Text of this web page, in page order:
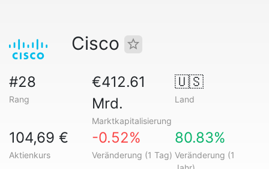
Cisco
#28
Rang
€412.61
Mrd.
Marktkapitalisierung
🇺🇸
Land
104,69 €
Aktienkurs
-0.52%
Veränderung (1 Tag)
80.83%
Veränderung (1